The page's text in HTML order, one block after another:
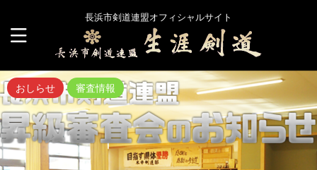
長浜市剣道連盟オフィシャルサイト
おしらせ 審査情報